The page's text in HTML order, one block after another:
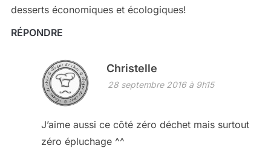
desserts économiques et écologiques!
RÉPONDRE
Christelle
28 septembre 2016 à 9h15
J’aime aussi ce côté zéro déchet mais surtout
zéro épluchage ^^